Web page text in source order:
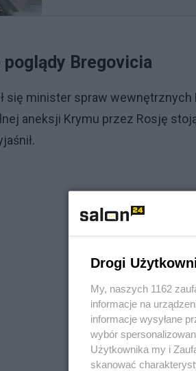
poglądy Bregovicia
się minister spraw
aneksji Krymu przez Rosję
Drogi
My, naszych 1162
informacje na
informacje wysyłane
wybór
Użytkownika my i
skanować